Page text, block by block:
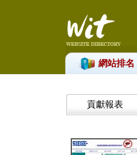
網站排名
貢獻報表